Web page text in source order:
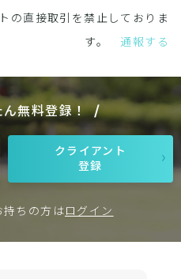
の直接取引を禁止しておりま
す。通報する
無料登録！
クライアント
登録
ちの方はログイン